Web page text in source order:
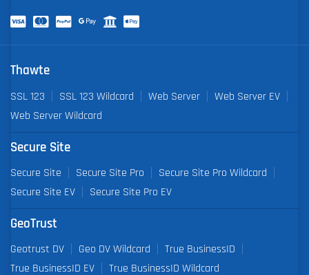
Thawte
SSL 123 SSL 123 Wildcard Web Server
Web Server EV
Web Server Wildcard
Secure Site
Secure Site Secure Site Pro
Secure Site Pro Wildcard
Secure Site EV
Secure Site Pro EV
GeoTrust
Geotrust DV Geo DV Wildcard
True BusinessID
True BusinessID EV
True BusinessID Wildcard